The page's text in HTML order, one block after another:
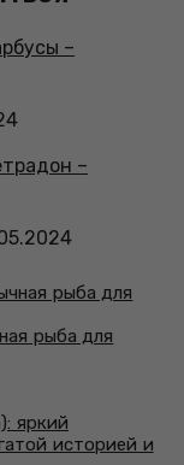
рыба для